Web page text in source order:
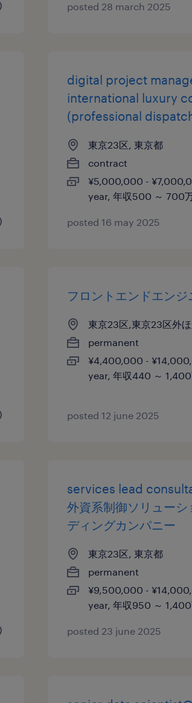
posted 28 march 2025
digital project
international luxury
(professional
東京23区, 東京都
contract
¥5,000,000 -
year, 年収500 ～ 700
posted 16 may 2025
フロントエンドエンジ
東京23区,東京23区外
permanent
¥4,400,000 -
year, 年収440 ～ 1,400
posted 12 june 2025
services lead
外資系制御ソリューシ
ディングカンパニー
東京23区, 東京都
permanent
¥9,500,000 -
year, 年収950 ～ 1,400
posted 23 june 2025